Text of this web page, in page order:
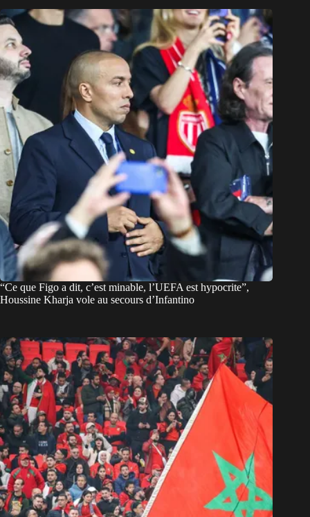
“Ce que Figo a dit, c’est minable, l’UEFA est hypocrite”,
Houssine Kharja vole au secours d’Infantino